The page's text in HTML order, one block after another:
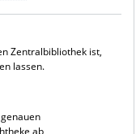
Zentralbibliothek ist,
lassen.
ab